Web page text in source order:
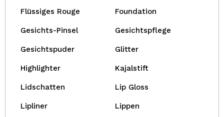
Flüssiges Rouge Foundation
Gesichts-Pinsel Gesichtspflege
Gesichtspuder Glitter
Highlighter Kajalstift
Lidschatten Lip Gloss
Lipliner Lippen